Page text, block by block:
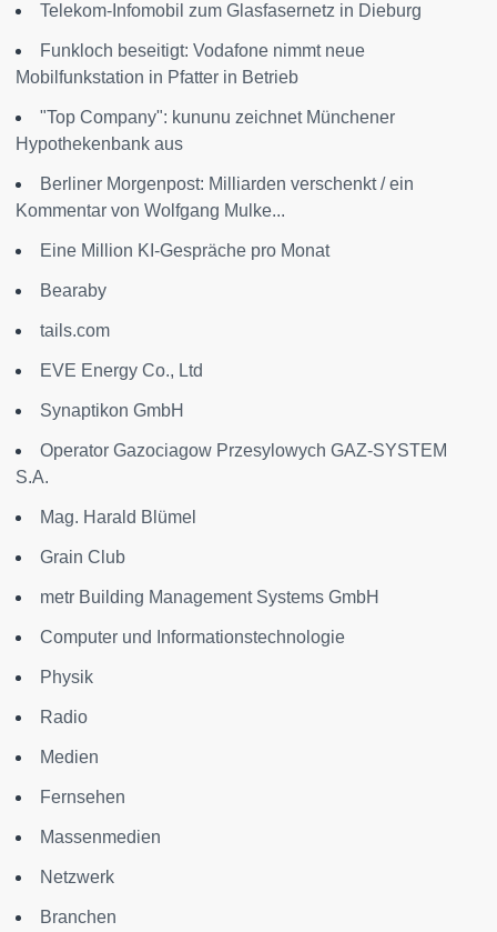
Telekom-Infomobil zum Glasfasernetz in Dieburg
Funkloch beseitigt: Vodafone nimmt neue
Mobilfunkstation in Pfatter in Betrieb
"Top Company": kununu zeichnet Münchener
Hypothekenbank aus
Berliner Morgenpost: Milliarden verschenkt / ein
Kommentar von Wolfgang Mulke...
Eine Million KI-Gespräche pro Monat
Bearaby
tails.com
EVE Energy Co., Ltd
Synaptikon GmbH
Operator Gazociagow Przesylowych GAZ-SYSTEM
S.A.
Mag. Harald Blümel
Grain Club
metr Building Management Systems GmbH
Computer und Informationstechnologie
Physik
Radio
Medien
Fernsehen
Massenmedien
Netzwerk
Branchen